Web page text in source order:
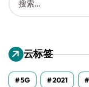
索
：
云标签
5G 2021